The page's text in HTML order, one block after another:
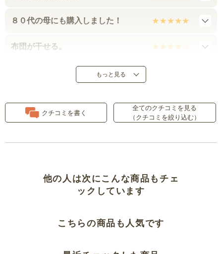
８０代の母にも購入しました！
布団が干せる。
使い勝手が良い。
軽くて使いやすい。
もっと見る
クチコミを書く
全てのクチコミを見る
（クチコミを絞り込む）
他の人は次にこんな商品もチェ
ックしています
こちらの商品も人気です